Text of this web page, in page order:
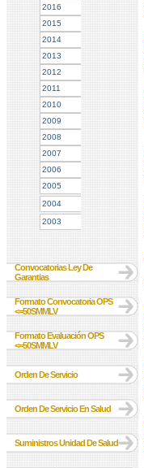
2016
2015
2014
2013
2012
2011
2010
2009
2008
2007
2006
2005
2004
2003
Convocatorias Ley De
Garantias
Formato Convocatoria OPS
<=50SMMLV
Formato Evaluación OPS
<=50SMMLV
Orden De Servicio
Orden De Servicio En Salud
Suministros Unidad De Salud